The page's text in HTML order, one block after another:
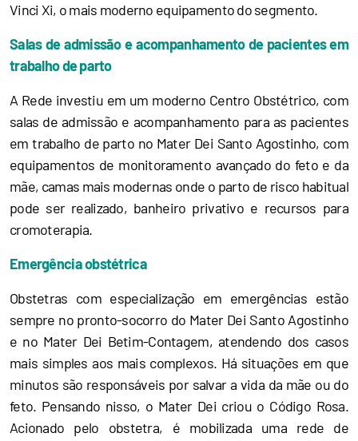
Vinci Xi, o mais moderno equipamento do segmento.
Salas de admissão e acompanhamento de pacientes em
trabalho de parto
A Rede investiu em um moderno Centro Obstétrico, com
salas de admissão e acompanhamento para as pacientes
em trabalho de parto no Mater Dei Santo Agostinho, com
equipamentos de monitoramento avançado do feto e da
mãe, camas mais modernas onde o parto de risco habitual
pode ser realizado, banheiro privativo e recursos para
cromoterapia.
Emergência obstétrica
Obstetras com especialização em emergências estão
sempre no pronto-socorro do Mater Dei Santo Agostinho
e no Mater Dei Betim-Contagem, atendendo dos casos
mais simples aos mais complexos. Há situações em que
minutos são responsáveis por salvar a vida da mãe ou do
feto. Pensando nisso, o Mater Dei criou o Código Rosa.
Acionado pelo obstetra, é mobilizada uma rede de